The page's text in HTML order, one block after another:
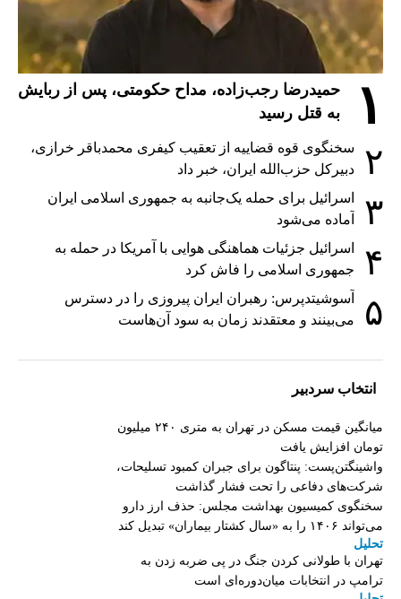
۱
حمیدرضا رجب‌زاده، مداح حکومتی، پس از ربایش
به قتل رسید
۲
سخنگوی قوه قضاییه از تعقیب کیفری محمدباقر خرازی،
دبیر‌کل حزب‌الله ایران، خبر داد
۳
اسرائیل برای حمله یک‌جانبه به جمهوری اسلامی ایران
آماده می‌شود
۴
اسرائیل جزئیات هماهنگی هوایی با آمریکا در حمله به
جمهوری اسلامی را فاش کرد
۵
آسوشیتدپرس: رهبران ایران پیروزی را در دسترس
می‌بینند و معتقدند زمان به سود آن‌هاست
انتخاب سردبیر
میانگین قیمت مسکن در تهران به متری ۲۴۰ میلیون
تومان افزایش یافت
واشینگتن‌پست: پنتاگون برای جبران کمبود تسلیحات،
شرکت‌های دفاعی را تحت فشار گذاشت
سخنگوی کمیسیون بهداشت مجلس: حذف ارز دارو
می‌تواند ۱۴۰۶ را به «سال کشتار بیماران» تبدیل کند
تحلیل
تهران با طولانی کردن جنگ در پی ضربه زدن به
ترامپ در انتخابات میان‌دوره‌ای است